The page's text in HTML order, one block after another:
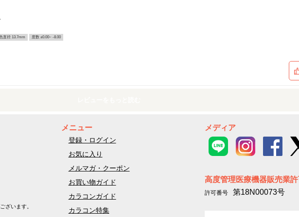
直径 13.7mm 度数 ±0.00~ -8.00
ざいます。
メニュー
登録・ログイン
お気に入り
メルマガ・クーポン
お買い物ガイド
カラコンガイド
カラコン特集
メディア
高度管理医療機器販売業
許可番号 第18N00073号